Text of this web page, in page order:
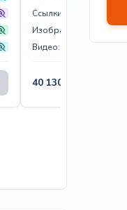
Ссылки:
Изображения:
Видео:
40 130